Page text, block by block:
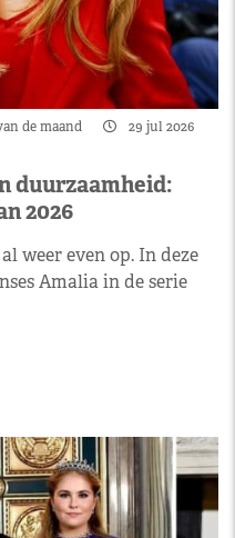
de maand
29 jul 2026
duurzaamheid:
2026
weer even op. In deze
Amalia in de serie